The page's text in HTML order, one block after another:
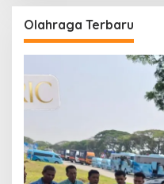
Olahraga Terbaru